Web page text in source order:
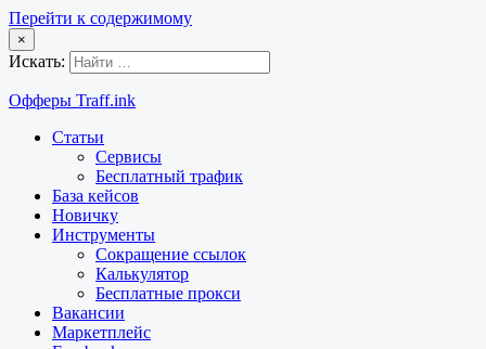
Перейти к содержимому
×
Искать:
Офферы Traff.ink
Статьи
Сервисы
Бесплатный трафик
База кейсов
Новичку
Инструменты
Сокращение ссылок
Калькулятор
Бесплатные прокси
Вакансии
Маркетплейс